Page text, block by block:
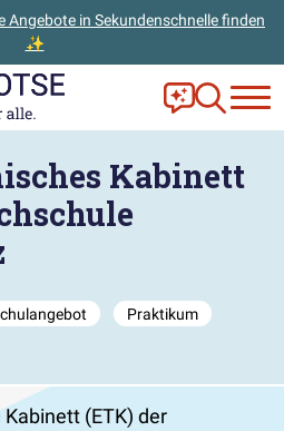
Angebote in Sekundenschnelle finden
✨
springen
Frag Ella!
Zur
Kabinett
Praktikum
(ETK) der